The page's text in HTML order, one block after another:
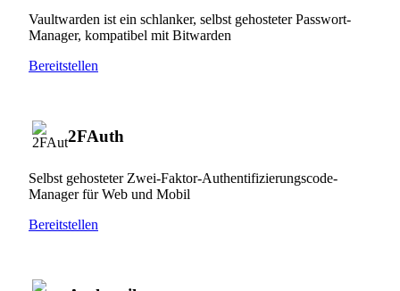
Vaultwarden ist ein schlanker, selbst gehosteter Passwort-
Manager, kompatibel mit Bitwarden
Bereitstellen
2FAuth
Selbst gehosteter Zwei-Faktor-Authentifizierungscode-
Manager für Web und Mobil
Bereitstellen